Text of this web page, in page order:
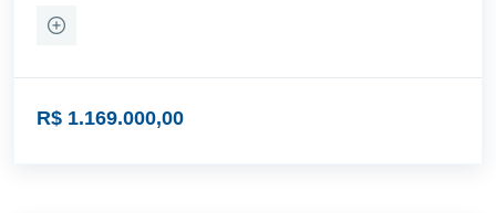
R$ 1.169.000,00